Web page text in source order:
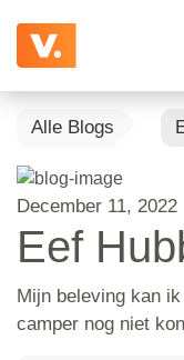
Alle Blogs
December 11, 2022
Eef
Mijn beleving kan
camper nog niet